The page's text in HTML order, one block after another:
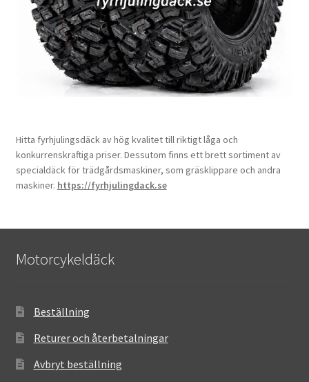
Hitta fyrhjulingsdäck av hög kvalitet till riktigt låga och
konkurrenskraftiga priser. Dessutom finns ett brett sortiment av
specialdäck för trädgårdsmaskiner, som gräsklippare och andra
maskiner. https://fyrhjulingdack.se
Motorcykeldäck
Beställning
Returer och återbetalningar
Avbryt beställning